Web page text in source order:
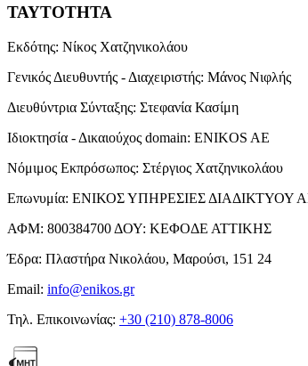
ΤΑΥΤΟΤΗΤΑ
Εκδότης: Νίκος Χατζηνικολάου
Γενικός Διευθυντής - Διαχειριστής: Μάνος Νιφλής
Διευθύντρια Σύνταξης: Στεφανία Κασίμη
Ιδιοκτησία - Δικαιούχος domain: ENIKOS AE
Νόμιμος Εκπρόσωπος: Στέργιος Χατζηνικολάου
Επωνυμία: ΕΝΙΚΟΣ ΥΠΗΡΕΣΙΕΣ ΔΙΑΔΙΚΤΥΟΥ
ΑΦΜ: 800384700 ΔΟΥ: ΚΕΦΟΔΕ ΑΤΤΙΚΗΣ
Έδρα: Πλαστήρα Νικολάου, Μαρούσι, 151 24
Email: info@enikos.gr
Τηλ. Επικοινωνίας: +30 (210) 878-8006